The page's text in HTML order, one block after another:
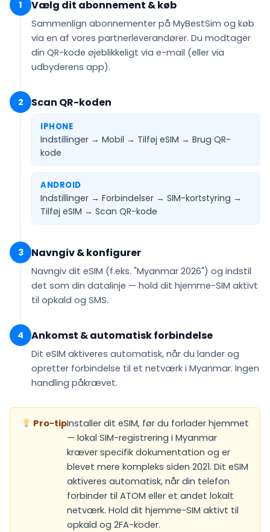
1 Vælg dit abonnement & køb
Sammenlign abonnementer på MyBestSim og køb
via en af vores partnerleverandører. Du modtager
din QR-kode øjeblikkeligt via e-mail (eller via
udbyderens app).
2 Scan QR-koden
IPHONE
Indstillinger → Mobil → Tilføj eSIM → Brug QR-
kode
ANDROID
Indstillinger → Forbindelser → SIM-kortstyring →
Tilføj eSIM → Scan QR-kode
3 Navngiv & konfigurer
Navngiv dit eSIM (f.eks. "Myanmar 2026") og indstil
det som din datalinje — hold dit hjemme-SIM aktivt
til opkald og SMS.
4 Ankomst & automatisk forbindelse
Dit eSIM aktiveres automatisk, når du lander og
opretter forbindelse til et netværk i Myanmar. Ingen
handling påkrævet.
Pro-tipInstaller dit eSIM, før du forlader hjemmet
— lokal SIM-registrering i Myanmar
kræver specifik dokumentation og er
blevet mere kompleks siden 2021. Dit eSIM
aktiveres automatisk, når din telefon
forbinder til ATOM eller et andet lokalt
netværk. Hold dit hjemme-SIM aktivt til
opkald og 2FA-koder.